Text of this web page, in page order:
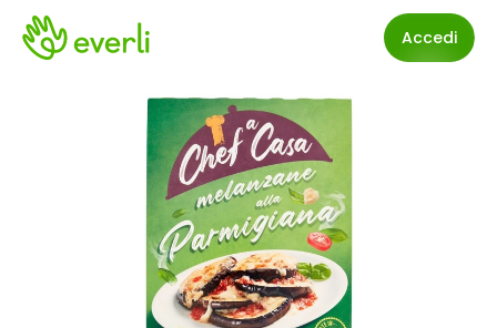
Accedi